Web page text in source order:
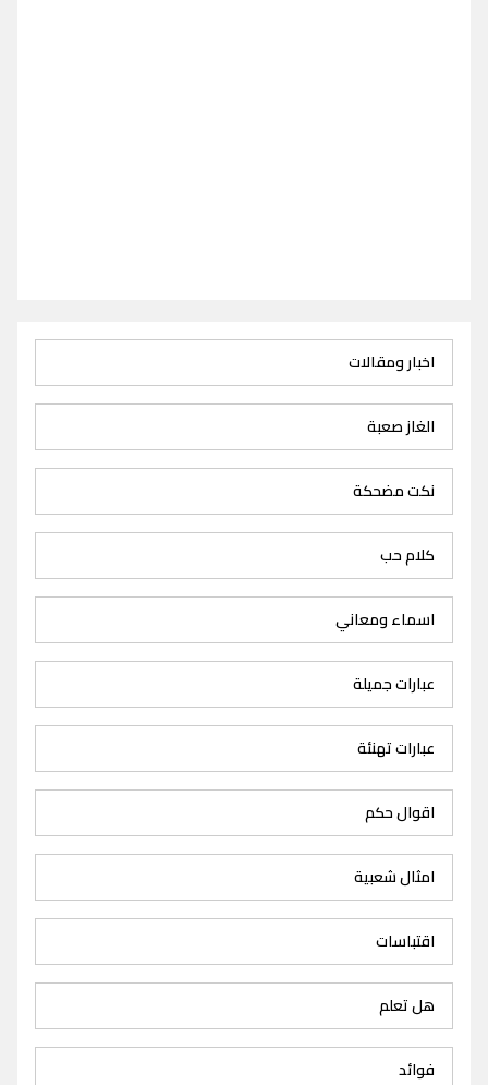
اخبار ومقالات
الغاز صعبة
نكت مضحكة
كلام حب
اسماء ومعاني
عبارات جميلة
عبارات تهنئة
اقوال حكم
امثال شعبية
اقتباسات
هل تعلم
فوائد